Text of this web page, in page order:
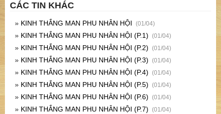
CÁC TIN KHÁC
» KINH THẮNG MAN PHU NHÂN HỘI (01/04)
» KINH THẮNG MAN PHU NHÂN HỘI (P.1) (01/04)
» KINH THẮNG MAN PHU NHÂN HỘI (P.2) (01/04)
» KINH THẮNG MAN PHU NHÂN HỘI (P.3) (01/04)
» KINH THẮNG MAN PHU NHÂN HỘI (P.4) (01/04)
» KINH THẮNG MAN PHU NHÂN HỘI (P.5) (01/04)
» KINH THẮNG MAN PHU NHÂN HỘI (P.6) (01/04)
» KINH THẮNG MAN PHU NHÂN HỘI (P.7) (01/04)